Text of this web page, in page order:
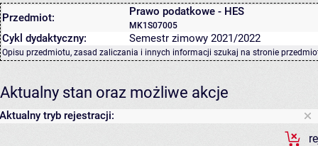
Przedmiot: Prawo podatkowe - HES
MK1S07005
Cykl dydaktyczny: Semestr zimowy 2021/2022
Opisu przedmiotu, zasad zaliczania i innych informacji szukaj na stronie
Aktualny stan oraz możliwe akcje
Aktualny tryb rejestracji: